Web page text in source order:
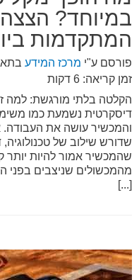
במיוחד? הצצה
המתקדמות
פורסם ע"י מרכז המידע
זמן קריאה: 6 דקות
הקלטה בלתי מורגשת: למה
דיסקרטית נשמעת כמו
והמכשיר עושה את
שדורש שילוב של
שהמכשיר אמור להיות יותר
מהמכשולים שניצבים בפני
[...]